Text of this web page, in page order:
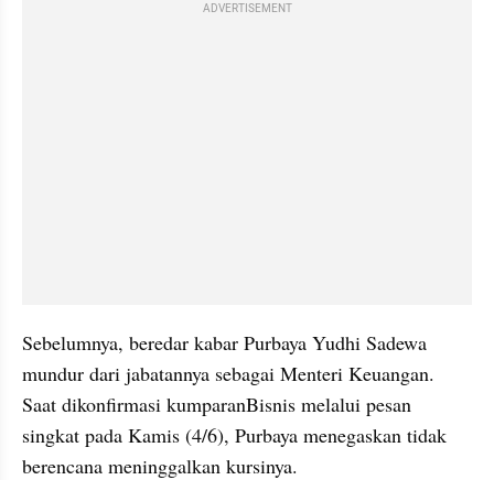
ADVERTISEMENT
Sebelumnya, beredar kabar Purbaya Yudhi Sadewa
mundur dari jabatannya sebagai Menteri Keuangan.
Saat dikonfirmasi kumparanBisnis melalui pesan
singkat pada Kamis (4/6), Purbaya menegaskan tidak
berencana meninggalkan kursinya.